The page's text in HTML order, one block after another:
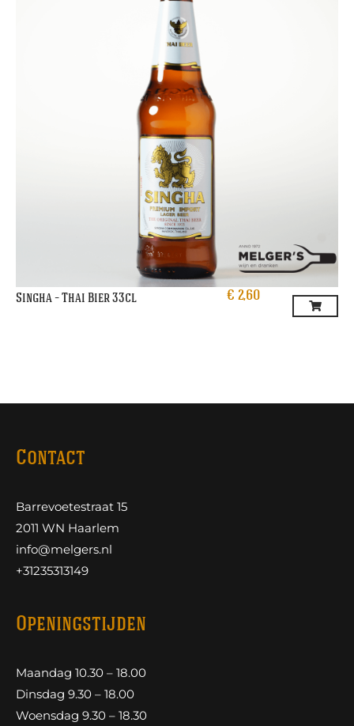
Singha – Thai Bier 33cl € 2,60
Contact
Barrevoetestraat 15
2011 WN Haarlem
info@melgers.nl
+31235313149
Openingstijden
Maandag 10.30 – 18.00
Dinsdag 9.30 – 18.00
Woensdag 9.30 – 18.30